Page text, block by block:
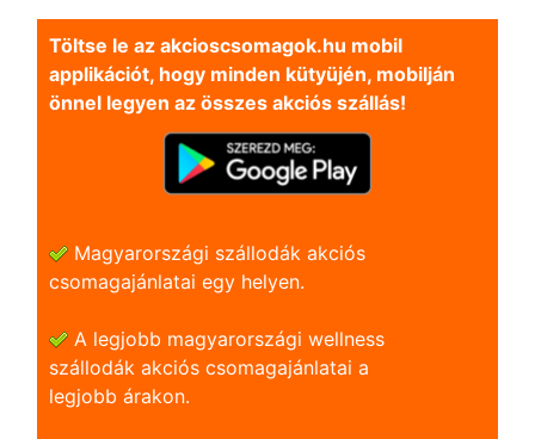
Töltse le az akcioscsomagok.hu mobil
applikációt, hogy minden kütyüjén, mobilján
önnel legyen az összes akciós szállás!
Magyarországi szállodák akciós
csomagajánlatai egy helyen.
A legjobb magyarországi wellness
szállodák akciós csomagajánlatai a
legjobb árakon.